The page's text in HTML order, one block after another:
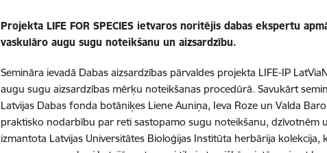
Projekta LIFE FOR SPECIES ietvaros noritējis dabas ekspertu
vaskulāro augu sugu noteikšanu un aizsardzību.
Semināra ievadā Dabas aizsardzības pārvaldes projekta LIFE-IP
augu sugu aizsardzības mērķu noteikšanas procedūrā. Savukārt
Latvijas Dabas fonda botāniķes Liene Auniņa, Ieva Roze un Valda
praktisko nodarbību par reti sastopamo sugu noteikšanu, dzīvotnēm
izmantota Latvijas Universitātes Bioloģijas Institūta herbārija kolekcija,